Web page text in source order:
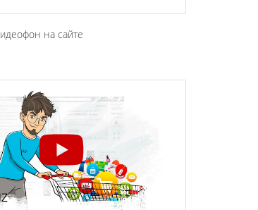
на сайте